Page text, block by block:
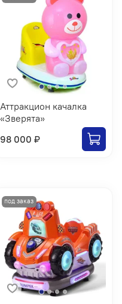
Аттракцион качалка
«Зверята»
98 000 ₽